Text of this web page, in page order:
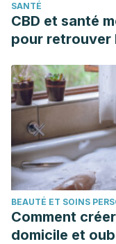
SANTÉ
CBD et santé
pour retrouver
BEAUTÉ ET SOINS
Comment
domicile et